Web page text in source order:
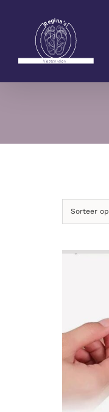
Sorteer op